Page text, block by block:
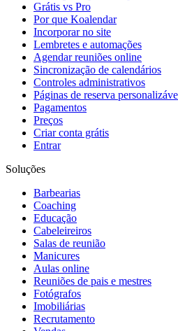
Grátis vs Pro
Por que Koalendar
Incorporar no site
Lembretes e automações
Agendar reuniões online
Sincronização de calendários
Controles administrativos
Páginas de reserva
Pagamentos
Preços
Criar conta grátis
Entrar
Soluções
Barbearias
Coaching
Educação
Cabeleireiros
Salas de reunião
Manicures
Aulas online
Reuniões de pais e mestres
Fotógrafos
Imobiliárias
Recrutamento